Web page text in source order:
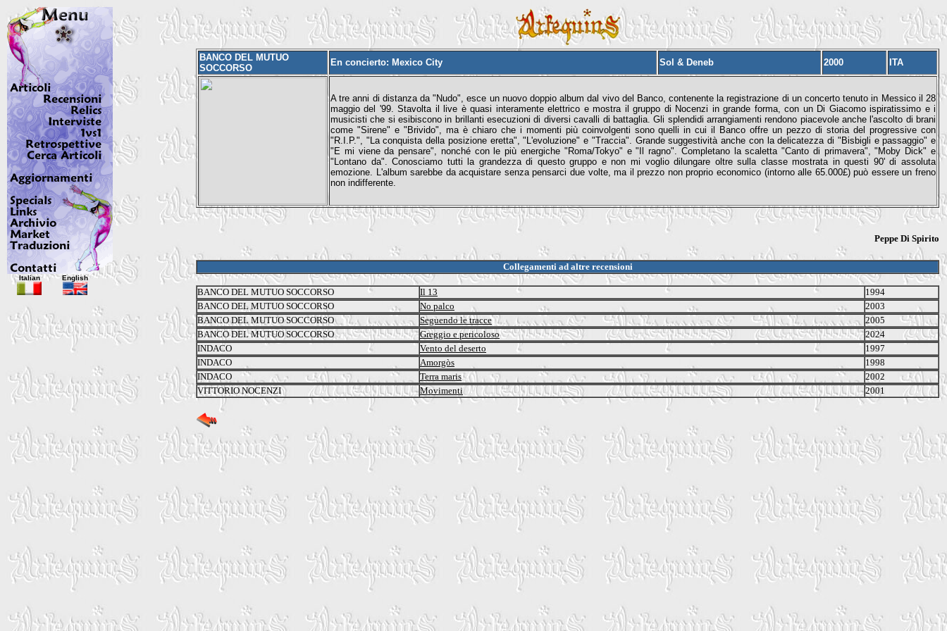
BANCO DEL MUTUO
SOCCORSO
En concierto: Mexico City Sol & Deneb 2000 ITA
A tre anni di distanza da "Nudo", esce un nuovo doppio album dal vivo del Banco, contenente la registrazione di un concerto tenuto in Messico il 28
maggio del '99. Stavolta il live è quasi interamente elettrico e mostra il gruppo di Nocenzi in grande forma, con un Di Giacomo ispiratissimo e i
musicisti che si esibiscono in brillanti esecuzioni di diversi cavalli di battaglia. Gli splendidi arrangiamenti rendono piacevole anche l'ascolto di brani
come "Sirene" e "Brivido", ma è chiaro che i momenti più coinvolgenti sono quelli in cui il Banco offre un pezzo di storia del progressive con
"R.I.P.", "La conquista della posizione eretta", "L'evoluzione" e "Traccia". Grande suggestività anche con la delicatezza di "Bisbigli e passaggio" e
"E mi viene da pensare", nonché con le più energiche "Roma/Tokyo" e "Il ragno". Completano la scaletta "Canto di primavera", "Moby Dick" e
"Lontano da". Conosciamo tutti la grandezza di questo gruppo e non mi voglio dilungare oltre sulla classe mostrata in questi 90' di assoluta
emozione. L'album sarebbe da acquistare senza pensarci due volte, ma il prezzo non proprio economico (intorno alle 65.000£) può essere un freno
non indifferente.
Peppe Di Spirito
Collegamenti ad altre recensioni
BANCO DEL MUTUO SOCCORSO Il 13
1994
BANCO DEL MUTUO SOCCORSO
No palco
2003
BANCO DEL MUTUO SOCCORSO
Seguendo le tracce
2005
BANCO DEL MUTUO SOCCORSO
Greggio e pericoloso
2024
INDACO
Vento del deserto
1997
INDACO
Amorgòs
1998
INDACO
Terra maris
2002
VITTORIO NOCENZI
Movimenti 2001
Italian English